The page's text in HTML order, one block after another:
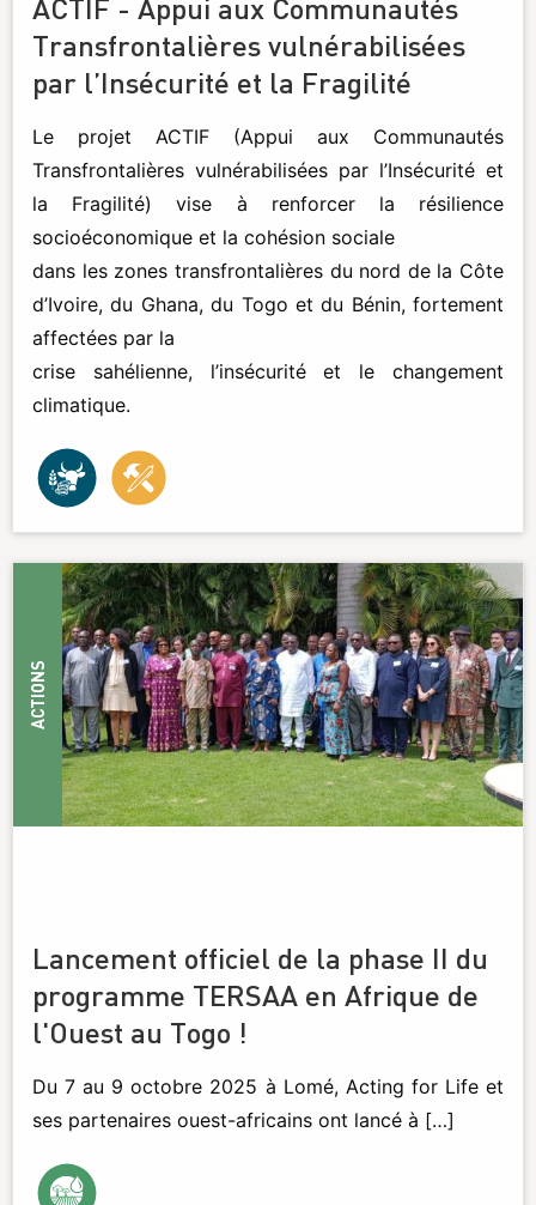
ACTIF - Appui aux Communautés
Transfrontalières vulnérabilisées
par l’Insécurité et la Fragilité
Le projet ACTIF (Appui aux Communautés
Transfrontalières vulnérabilisées par l’Insécurité et
la Fragilité) vise à renforcer la résilience
socioéconomique et la cohésion sociale
dans les zones transfrontalières du nord de la Côte
d’Ivoire, du Ghana, du Togo et du Bénin, fortement
affectées par la
crise sahélienne, l’insécurité et le changement
climatique.
ACTIONS
Lancement officiel de la phase II du
programme TERSAA en Afrique de
l'Ouest au Togo !
Du 7 au 9 octobre 2025 à Lomé, Acting for Life et
ses partenaires ouest-africains ont lancé à […]